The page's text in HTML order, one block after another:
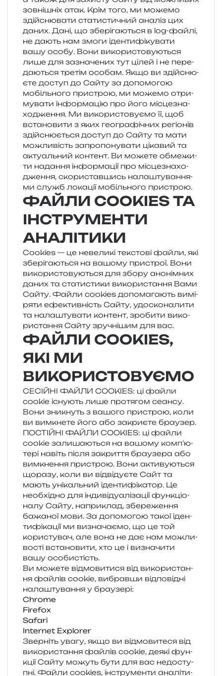
зов­ні­шніх атак. Крім того, ми може­мо
здій­сню­ва­ти ста­ти­сти­чний ана­ліз цих
даних. Дані, що збе­рі­га­ю­ться в log-файлі,
не дають нам змоги іден­ти­фі­ку­ва­ти
вашу особу. Вони вико­ри­сто­ву­ю­ться
лише для зазна­че­них тут цілей і не пере­
да­ю­ться тре­тім осо­бам. Якщо ви здій­сню­
є­те доступ до Сайту за допо­мо­гою
мобіль­но­го при­строю, ми може­мо отри­
му­ва­ти інфор­ма­цію про його місце­зна­
хо­дже­н­ня. Ми вико­ри­сто­ву­є­мо її, щоб
вста­но­ви­ти з яких гео­гра­фі­чних регіо­нів
здій­сню­є­ться доступ до Сайту та мати
можли­вість запро­по­ну­ва­ти ціка­вий та
акту­аль­ний кон­тент. Ви може­те обме­жи­
ти нада­н­ня інфор­ма­ції про місце­зна­хо­
дже­н­ня, ско­ри­став­шись нала­шту­ва­н­ня­
ми служб лока­ції мобіль­но­го пристрою.
ФАЙЛИ COOKIES ТА
ІНСТРУМЕНТИ
АНАЛІТИКИ
Cookies — це неве­ли­кі текс­то­ві файли, які
збе­рі­га­ю­ться на вашо­му при­строї. Вони
вико­ри­сто­ву­ю­ться для збору ано­нім­них
даних та ста­ти­сти­ки вико­ри­ста­н­ня Вами
Сайту. Файли cookies допо­ма­га­ють вимі­
ря­ти ефе­ктив­ність Сайту, удо­ско­на­ли­ти
та нала­шту­ва­ти кон­тент, зро­би­ти вико­
ри­ста­н­ня Сайту зру­чні­шим для вас.
ФАЙЛИ COOKIES,
ЯКІ МИ
ВИКОРИСТОВУЄМО
СЕСІЙНІ ФАЙЛИ COOKIES: ці файли
cookie існу­ють лише про­тя­гом сеан­су.
Вони зни­кнуть з вашо­го при­строю, коли
ви вимкне­те його або закри­є­те браузер.
ПОСТІЙНІ ФАЙЛИ COOKIES: ці файли
cookie зали­ша­ю­ться на вашо­му ком­п’ю­
те­рі навіть після закри­т­тя бра­у­зе­ра або
вимкне­н­ня при­строю. Вони акти­ву­ю­ться
щора­зу, коли ви від­ві­ду­є­те Сайт та
мають уні­каль­ний іден­ти­фі­ка­тор. Це
необ­хі­дно для інди­ві­ду­а­лі­за­ції фун­кціо­
на­лу Сайту, напри­клад, збе­ре­же­н­ня
бажа­ної мови. За допо­мо­гою такої іден­
ти­фі­ка­ції ми визна­ча­є­мо, що це той
кори­сту­вач, але вона не дає нам можли­
во­сті вста­но­ви­ти, хто це і визна­чи­ти
вашу особистість.
Ви може­те від­мо­ви­ти­ся від вико­ри­ста­н­
ня фай­лів cookie, вибрав­ши від­по­від­ні
нала­шту­ва­н­ня у браузері:
Chrome
Firefox
Safari
Internet Explorer
Зверніть увагу, якщо ви від­мо­ви­те­ся від
вико­ри­ста­н­ня фай­лів cookie, деякі фун­
кції Сайту можуть бути для вас недо­сту­
пні. Файли cookies, інстру­мен­ти ана­лі­ти­